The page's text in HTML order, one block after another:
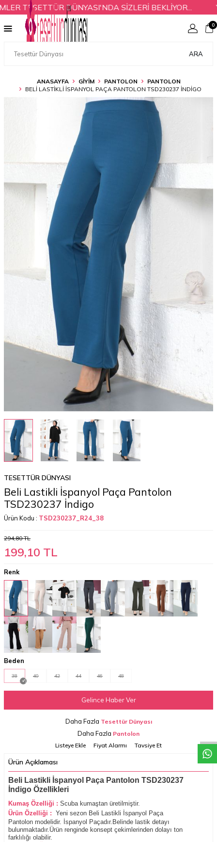
W
h
a
t
a
p
p
D
e
s
t
e
H
a
t
t
TESETTÜR DÜNYASI'NDA SİZLERİ BEKLİYOR...
ARA
0
ANASAYFA GİYİM PANTOLON
PANTOLON
BELI LASTIKLI İSPANYOL PAÇA PANTOLON TSD230237 İNDIGO
TESETTÜR DÜNYASI
Beli Lastikli İspanyol Paça Pantolon
TSD230237 İndigo
Ürün Kodu : TSD230237_R24_38
294,80TL
199,10 TL
Renk
Beden
38 40 42 44 46 48
Gelince Haber Ver
Daha Fazla Tesettür Dünyası
Daha Fazla Pantolon
Listeye Ekle
Fiyat Alarmı Tavsiye Et
Ürün Açıklaması
Beli Lastikli İspanyol Paça Pantolon TSD230237
İndigo Özellikleri
Kumaş Özelliği : Scuba kumaştan üretilmiştir.
Ürün Özelliği : Yeni sezon Beli Lastikli İspanyol Paça
Pantolon modelidir. İspanyol Paçadır.Belinde lastik detayı
bulunmaktadır.Ürün renginde konsept çekimlerinden dolayı ton
farklılığı olabilir.